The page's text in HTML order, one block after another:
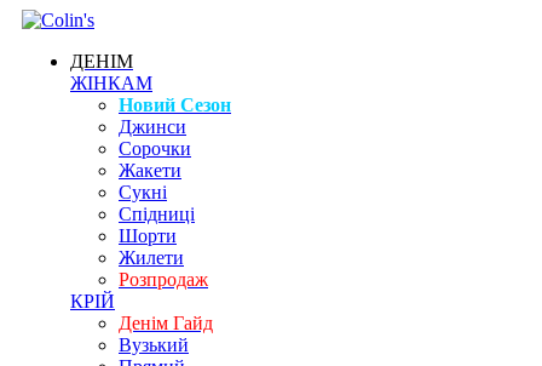
ДЕНІМ
ЖІНКАМ
Новий Сезон
Джинси
Сорочки
Жакети
Сукні
Спідниці
Шорти
Жилети
Розпродаж
КРІЙ
Денім Гайд
Вузький